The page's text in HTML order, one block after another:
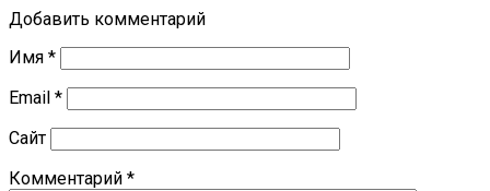
Добавить комментарий
Имя *
Email *
Сайт
Комментарий *